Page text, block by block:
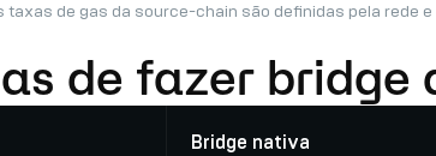
de gas da source-chain são definidas pela rede
de fazer bridge
Bridge nativa